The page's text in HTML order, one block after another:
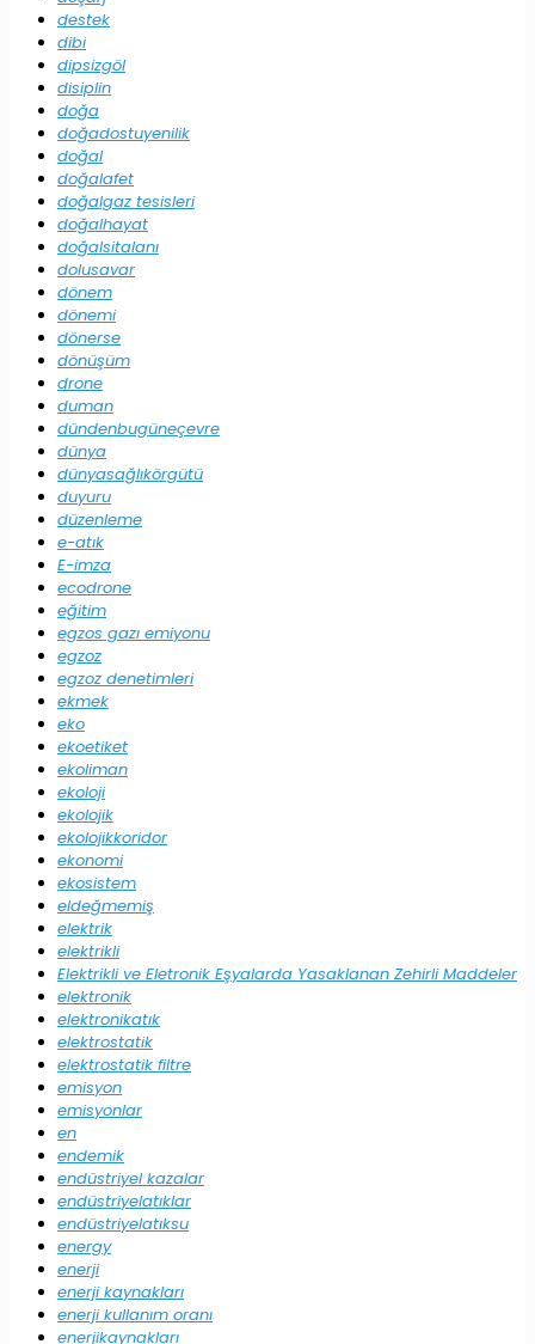
destek
dibi
dipsizgöl
disiplin
doğa
doğadostuyenilik
doğal
doğalafet
doğalgaz tesisleri
doğalhayat
doğalsitalanı
dolusavar
dönem
dönemi
dönerse
dönüşüm
drone
duman
dündenbugüneçevre
dünya
dünyasağlıkörgütü
duyuru
düzenleme
e-atık
E-imza
ecodrone
eğitim
egzos gazı emiyonu
egzoz
egzoz denetimleri
ekmek
eko
ekoetiket
ekoliman
ekoloji
ekolojik
ekolojikkoridor
ekonomi
ekosistem
eldeğmemiş
elektrik
elektrikli
Elektrikli ve Eletronik Eşyalarda Yasaklanan Zehirli Maddeler
elektronik
elektronikatık
elektrostatik
elektrostatik filtre
emisyon
emisyonlar
en
endemik
endüstriyel kazalar
endüstriyelatıklar
endüstriyelatıksu
energy
enerji
enerji kaynakları
enerji kullanım oranı
enerjikaynakları